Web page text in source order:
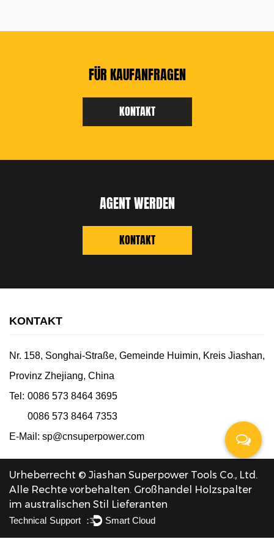
FÜR KAUFANFRAGEN
KONTAKT
AGENT WERDEN
KONTAKT
KONTAKT
Nr. 158, Songhai-Straße, Gemeinde Huimin, Kreis Jiashan,
Provinz Zhejiang, China
Tel: 0086 573 8464 3695
0086 573 8464 7353
E-Mail: sp@cnsuperpower.com
Urheberrecht © Jiashan Superpower Tools Co., Ltd.
Alle Rechte vorbehalten. Großhandel Holzspalter
im australischen Stil Lieferanten
Technical Support ： Smart Cloud